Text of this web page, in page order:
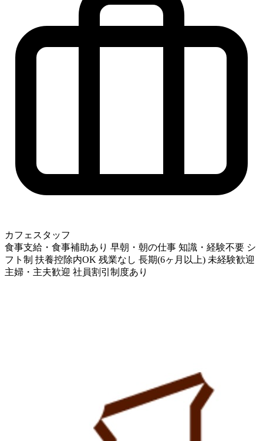
カフェスタッフ
食事支給・食事補助あり 早朝・朝の仕事 知識・経験不要 シ
フト制 扶養控除内OK 残業なし 長期(6ヶ月以上) 未経験歓迎
主婦・主夫歓迎 社員割引制度あり